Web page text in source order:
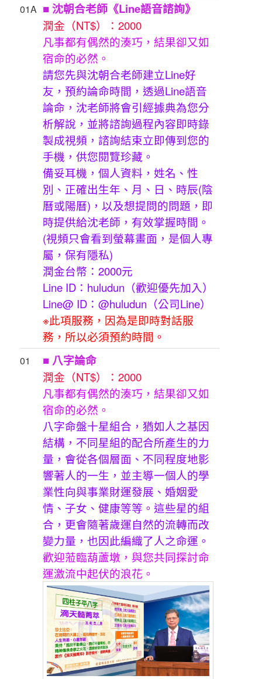
01A ■ 沈朝合老師《Line語音諮詢》
潤金（NT$）：2000
凡事都有偶然的湊巧，結果卻又如
宿命的必然。
請您先與沈朝合老師建立Line好
友，預約論命時間，透過Line語音
論命，沈老師將會引經據典為您分
析解說，並將諮詢過程內容即時錄
製成視頻，諮詢結束立即傳到您的
手機，供您閱覽珍藏。
備妥耳機，個人資料，姓名、性
別、正確出生年、月、日、時辰(陰
曆或陽曆)，以及想提問的問題，即
時提供給沈老師，有效掌握時間。
(視頻只會看到螢幕畫面，是個人專
屬，保有隱私)
潤金台幣：2000元
Line ID：huludun（歡迎優先加入）
Line@ ID：@huludun（公司Line）
※此項服務，因為是即時對話服
務，所以必須預約時間。
01 ■ 八字論命
潤金（NT$）：2000
凡事都有偶然的湊巧，結果卻又如
宿命的必然。
八字命盤十星組合，猶如人之基因
結構，不同星組的配合所產生的力
量，會從各個層面、不同程度地影
響著人的一生，並主導一個人的學
業性向與事業財運發展、婚姻愛
情、子女、健康等等。這些星的組
合，更會隨著歲運自然的流轉而改
變力量，也因此編織了人之命運。
歡迎蒞臨葫蘆墩，與您共同探討命
運激流中起伏的浪花。